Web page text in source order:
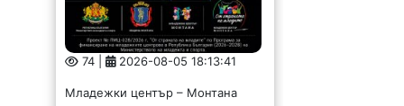
74 | 2026-08-05 18:13:41
Младежки център – Монтана